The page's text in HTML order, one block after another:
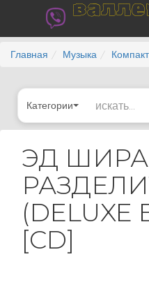
Главная Музыка
Категории
ЭД
(DELUXE
[CD]